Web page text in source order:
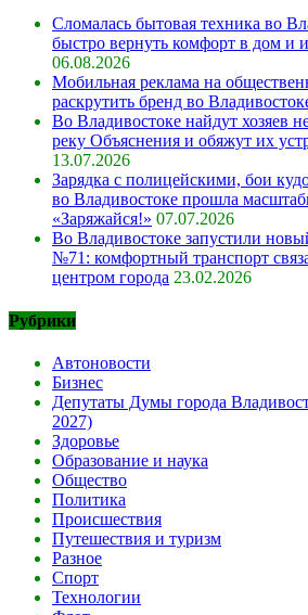
Сломалась бытовая техника во
быстро вернуть комфорт в дом и
06.08.2026
Мобильная реклама на
раскрутить бренд во
Во Владивостоке найдут хозяев
реку Объяснения и обяжут их
13.07.2026
Зарядка с полицейскими, бои
во Владивостоке прошла
«Заряжайся!» 07.07.2026
Во Владивостоке запустили
№71: комфортный транспорт
центром города 23.02.2026
Рубрики
Автоновости
Бизнес
Депутаты Думы города
2027)
Здоровье
Образование и наука
Общество
Политика
Происшествия
Путешествия и туризм
Разное
Спорт
Технологии